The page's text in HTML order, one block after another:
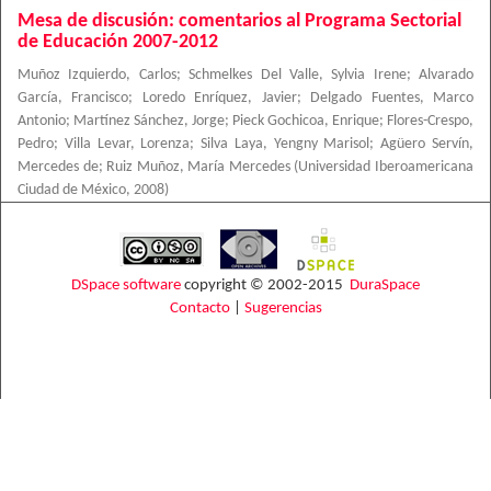
Mesa de discusión: comentarios al Programa Sectorial
de Educación 2007-2012
Muñoz Izquierdo, Carlos;Schmelkes Del Valle, Sylvia Irene; Alvarado
García, Francisco; Loredo Enríquez, Javier;
Delgado Fuentes, Marco
Antonio; Martínez Sánchez, Jorge; Pieck Gochicoa, Enrique; Flores-Crespo,
Pedro; Villa Levar, Lorenza;Silva Laya, Yengny Marisol ;Agüero Servín,
Mercedes de; Ruiz Muñoz, María Mercedes (Universidad Iberoamericana
Ciudad de México, 2008)
DSpace software copyright © 2002-2015 DuraSpace
Contacto| Sugerencias